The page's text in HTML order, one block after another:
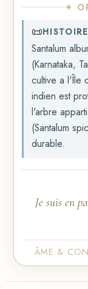
✦
📜
Santalum
(Karnataka,
cultive a l'Île
indien est
l'arbre
(Santalum
durable.
Je suis en
ÂME &